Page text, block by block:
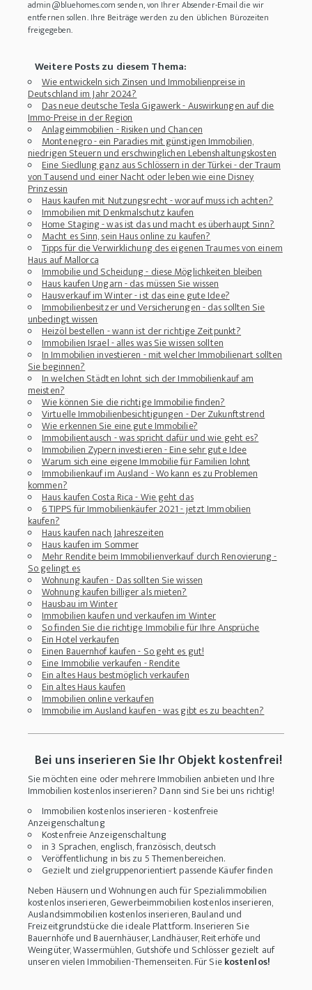
admin@bluehomes.com senden, von Ihrer Absender-Email die wir
entfernen sollen. Ihre Beiträge werden zu den üblichen Bürozeiten
freigegeben.
Weitere Posts zu diesem Thema:
Wie entwickeln sich Zinsen und Immobilienpreise in
Deutschland im Jahr 2024?
Das neue deutsche Tesla Gigawerk - Auswirkungen auf die
Immo-Preise in der Region
Anlageimmobilien - Risiken und Chancen
Montenegro - ein Paradies mit günstigen Immobilien,
niedrigen Steuern und erschwinglichen Lebenshaltungskosten
Eine Siedlung ganz aus Schlössern in der Türkei - der Traum
von Tausend und einer Nacht oder leben wie eine Disney
Prinzessin
Haus kaufen mit Nutzungsrecht - worauf muss ich achten?
Immobilien mit Denkmalschutz kaufen
Home Staging - was ist das und macht es überhaupt Sinn?
Macht es Sinn, sein Haus online zu kaufen?
Tipps für die Verwirklichung des eigenen Traumes von einem
Haus auf Mallorca
Immobilie und Scheidung - diese Möglichkeiten bleiben
Haus kaufen Ungarn - das müssen Sie wissen
Hausverkauf im Winter - ist das eine gute Idee?
Immobilienbesitzer und Versicherungen - das sollten Sie
unbedingt wissen
Heizöl bestellen - wann ist der richtige Zeitpunkt?
Immobilien Israel - alles was Sie wissen sollten
In Immobilien investieren - mit welcher Immobilienart sollten
Sie beginnen?
In welchen Städten lohnt sich der Immobilienkauf am
meisten?
Wie können Sie die richtige Immobilie finden?
Virtuelle Immobilienbesichtigungen - Der Zukunftstrend
Wie erkennen Sie eine gute Immobilie?
Immobilientausch - was spricht dafür und wie geht es?
Immobilien Zypern investieren - Eine sehr gute Idee
Warum sich eine eigene Immobilie für Familien lohnt
Immobilienkauf im Ausland - Wo kann es zu Problemen
kommen?
Haus kaufen Costa Rica - Wie geht das
6 TIPPS für Immobilienkäufer 2021 - jetzt Immobilien
kaufen?
Haus kaufen nach Jahreszeiten
Haus kaufen im Sommer
Mehr Rendite beim Immobilienverkauf durch Renovierung -
So gelingt es
Wohnung kaufen - Das sollten Sie wissen
Wohnung kaufen billiger als mieten?
Hausbau im Winter
Immobilien kaufen und verkaufen im Winter
So finden Sie die richtige Immobilie für Ihre Ansprüche
Ein Hotel verkaufen
Einen Bauernhof kaufen - So geht es gut!
Eine Immobilie verkaufen - Rendite
Ein altes Haus bestmöglich verkaufen
Ein altes Haus kaufen
Immobilien online verkaufen
Immobilie im Ausland kaufen - was gibt es zu beachten?
Bei uns inserieren Sie Ihr Objekt kostenfrei!
Sie möchten eine oder mehrere Immobilien anbieten und Ihre
Immobilien kostenlos inserieren? Dann sind Sie bei uns richtig!
Immobilien kostenlos inserieren - kostenfreie
Anzeigenschaltung
Kostenfreie Anzeigenschaltung
in 3 Sprachen, englisch, französisch, deutsch
Veröffentlichung in bis zu 5 Themenbereichen.
Gezielt und zielgruppenorientiert passende Käufer finden
Neben Häusern und Wohnungen auch für Spezialimmobilien
kostenlos inserieren, Gewerbeimmobilien kostenlos inserieren,
Auslandsimmobilien kostenlos inserieren, Bauland und
Freizeitgrundstücke die ideale Plattform. Inserieren Sie
Bauernhöfe und Bauernhäuser, Landhäuser, Reiterhöfe und
Weingüter, Wassermühlen, Gutshöfe und Schlösser gezielt auf
unseren vielen Immobilien-Themenseiten. Für Siekostenlos!